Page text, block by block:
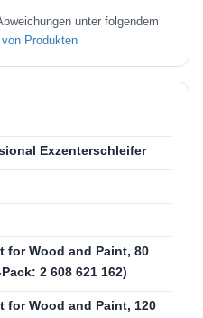
unter folgendem
Produkten
Exzenterschleifer
for Wood and Paint, 80
2 608 621 162)
for Wood and Paint, 120